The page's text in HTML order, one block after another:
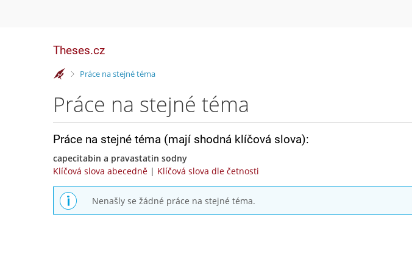
Theses.cz
>Práce na stejné téma
Práce na stejné téma
Práce na stejné téma (mají shodná klíčová slova):
capecitabin a pravastatin sodny
Klíčová slova abecedně | Klíčová slova dle četnosti
Nenašly se žádné práce na stejné téma.